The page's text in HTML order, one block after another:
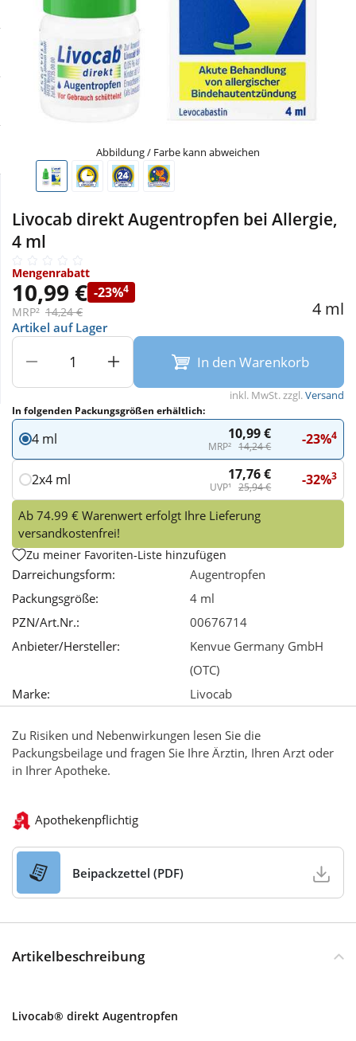
Schnäppchen
Sparsets
Täglich gut versorgt
Liebe & Erotik
Mutter & Kind
Nahrungsergänzung
Sanitätshaus
Sport & Fitness
Wellness
Aliud Pharma
Abbildung / Farbe kann abweichen
Livocab direkt Augentropfen bei Allergie,
4 ml
Mengenrabatt
10,99 € -23%4
MRP² 14,24 € 4 ml
Artikel auf Lager
In den Warenkorb
inkl. MwSt. zzgl.Versand
In folgenden Packungsgrößen erhältlich:
4 ml 10,99 €
MRP² 14,24 € -23%4
2x4 ml 17,76 €
UVP¹ 25,94 € -32%3
Ab 74.99 € Warenwert erfolgt Ihre Lieferung
versandkostenfrei!
Zu meiner Favoriten-Liste hinzufügen
Darreichungsform:
Augentropfen
Packungsgröße:
4 ml
PZN/Art.Nr.:
00676714
Anbieter/Hersteller:
Kenvue Germany GmbH
(OTC)
Marke:
Livocab
Zu Risiken und Nebenwirkungen lesen Sie die
Packungsbeilage und fragen Sie Ihre Ärztin, Ihren Arzt oder
in Ihrer Apotheke.
Apothekenpflichtig
Beipackzettel (PDF)
Artikelbeschreibung
Livocab® direkt Augentropfen